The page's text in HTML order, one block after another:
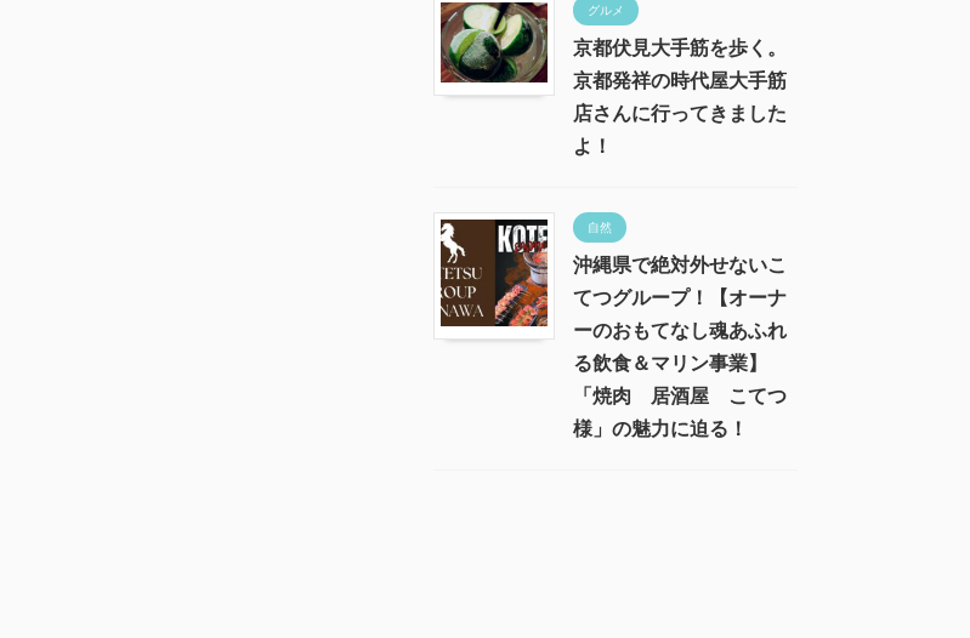
グルメ
京都伏見大手筋を歩く。
京都発祥の時代屋大手筋
店さんに行ってきました
よ！
自然
沖縄県で絶対外せないこ
てつグループ！【オーナ
ーのおもてなし魂あふれ
る飲食＆マリン事業】
「焼肉 居酒屋 こてつ
様」の魅力に迫る！